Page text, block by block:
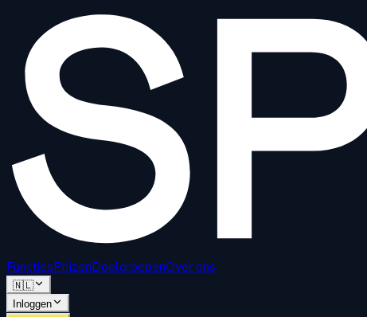
FunctiesPrijzenDoelgroepenOver ons
🇳🇱
Inloggen